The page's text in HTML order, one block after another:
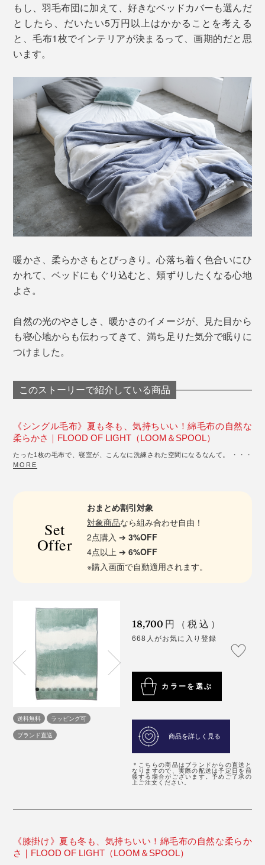
もし、羽毛布団に加えて、好きなベッドカバーも選んだ
としたら、だいたい5万円以上はかかることを考える
と、毛布1枚でインテリアが決まるって、画期的だと思
います。
暖かさ、柔らかさもとびっきり。心落ち着く色合いにひ
かれて、ベッドにもぐり込むと、頬ずりしたくなる心地
よさ。
自然の光のやさしさ、暖かさのイメージが、見た目から
も寝心地からも伝わってきて、満ち足りた気分で眠りに
つけました。
このストーリーで紹介している商品
《シングル毛布》夏も冬も、気持ちいい！綿毛布の自然な
柔らかさ｜FLOOD OF LIGHT（LOOM＆SPOOL）
たった1枚の毛布で、寝室が、こんなに洗練された空間になるなんて。 ・・・
MORE
Set
Offer
おまとめ割引対象
対象商品なら組み合わせ自由！
2点購入 ➔3%OFF
4点以上 ➔6%OFF
※購入画面で自動適用されます。
送料無料
ラッピング可
ブランド直送
18,700 円（税込）
668人がお気に入り登録
カラーを選ぶ
商品を詳しく見る
＊こちらの商品はブランドからの直送と
なりますので、実際の配送は予定日を前
後する場合がございます。予めご了承の
上ご注文ください。
《膝掛け》夏も冬も、気持ちいい！綿毛布の自然な柔らか
さ｜FLOOD OF LIGHT（LOOM＆SPOOL）